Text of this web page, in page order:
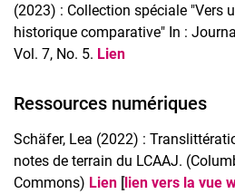
(2023) : Collection spéciale "Vers
historique comparative" In :
Vol. 7, No. 5. Lien
Ressources numériques
Schäfer, Lea (2022) :
notes de terrain du LCAAJ.
Commons) Lien [lien vers la vue